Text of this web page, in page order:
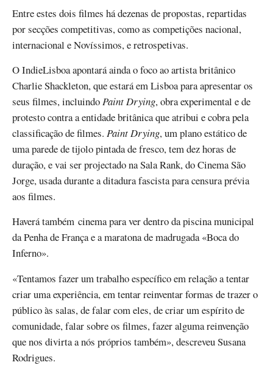
Entre estes dois filmes há dezenas de propostas, repartidas
por secções competitivas, como as competições nacional,
internacional e Novíssimos, e retrospetivas.
O IndieLisboa apontará ainda o foco ao artista britânico
Charlie Shackleton, que estará em Lisboa para apresentar os
seus filmes, incluindoPaint Drying, obra experimental e de
protesto contra a entidade britânica que atribui e cobra pela
classificação de filmes. Paint Drying, um plano estático de
uma parede de tijolo pintada de fresco, tem dez horas de
duração, e vai ser projectado na Sala Rank, do Cinema São
Jorge, usada durante a ditadura fascista para censura prévia
aos filmes.
Haverá também cinema para ver dentro da piscina municipal
da Penha de França e a maratona de madrugada «Boca do
Inferno».
«Tentamos fazer um trabalho específico em relação a tentar
criar uma experiência, em tentar reinventar formas de trazer o
público às salas, de falar com eles, de criar um espírito de
comunidade, falar sobre os filmes, fazer alguma reinvenção
que nos divirta a nós próprios também», descreveu Susana
Rodrigues.